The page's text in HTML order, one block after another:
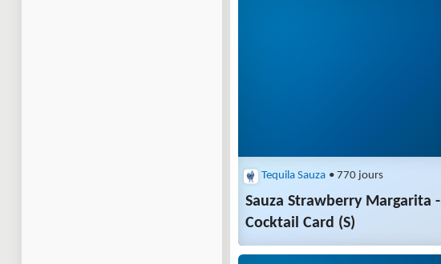
Tequila Sauza • 770 jours
Sauza Strawberry Margarita -
Cocktail Card (S)